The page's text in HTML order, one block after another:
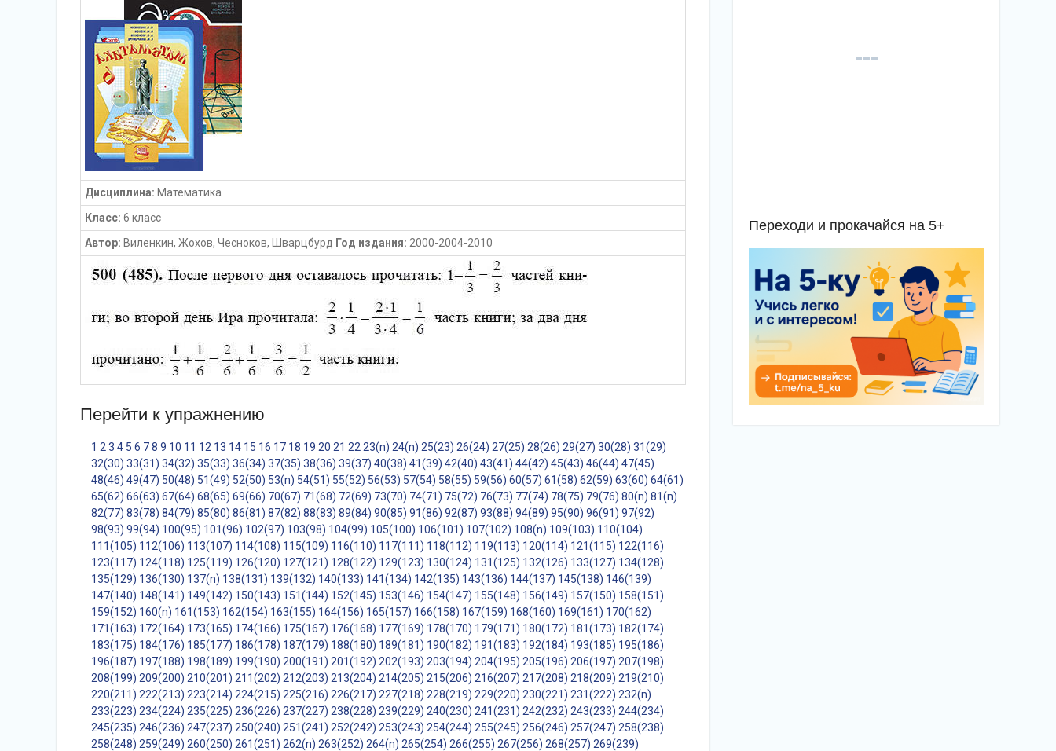
Дисциплина: Математика
Класс: 6 класс
Автор: Виленкин, Жохов, Чесноков, Шварцбурд Год издания: 2000-2004-2010
Перейти к упражнению
1 2 3 4 5 6 78 9 10 11 12 13 14 15 16 17 18 19 20 21 22 23(n) 24(n) 25(23) 26(24) 27(25) 28(26) 29(27) 30(28) 31(29)
32(30) 33(31) 34(32) 35(33) 36(34) 37(35) 38(36) 39(37) 40(38) 41(39) 42(40) 43(41) 44(42) 45(43) 46(44) 47(45)
48(46) 49(47) 50(48) 51(49) 52(50) 53(n) 54(51) 55(52) 56(53) 57(54) 58(55) 59(56) 60(57) 61(58) 62(59) 63(60) 64(61)
65(62) 66(63) 67(64) 68(65) 69(66) 70(67) 71(68) 72(69) 73(70) 74(71) 75(72) 76(73) 77(74) 78(75) 79(76) 80(n) 81(n)
82(77) 83(78) 84(79) 85(80) 86(81) 87(82) 88(83) 89(84) 90(85) 91(86) 92(87) 93(88) 94(89) 95(90) 96(91) 97(92)
98(93) 99(94) 100(95) 101(96) 102(97) 103(98) 104(99) 105(100) 106(101) 107(102) 108(n) 109(103) 110(104)
111(105) 112(106) 113(107) 114(108) 115(109) 116(110) 117(111) 118(112) 119(113) 120(114) 121(115) 122(116)
123(117) 124(118) 125(119) 126(120) 127(121) 128(122) 129(123) 130(124) 131(125) 132(126) 133(127) 134(128)
135(129) 136(130) 137(n) 138(131) 139(132) 140(133) 141(134) 142(135) 143(136) 144(137) 145(138) 146(139)
147(140) 148(141) 149(142) 150(143) 151(144) 152(145) 153(146) 154(147) 155(148) 156(149) 157(150) 158(151)
159(152) 160(n) 161(153) 162(154) 163(155) 164(156) 165(157) 166(158) 167(159) 168(160) 169(161) 170(162)
171(163) 172(164) 173(165) 174(166) 175(167) 176(168) 177(169) 178(170) 179(171) 180(172) 181(173) 182(174)
183(175) 184(176) 185(177) 186(178) 187(179) 188(180) 189(181) 190(182) 191(183) 192(184) 193(185) 195(186)
196(187) 197(188) 198(189) 199(190) 200(191) 201(192) 202(193) 203(194) 204(195) 205(196) 206(197) 207(198)
208(199) 209(200) 210(201) 211(202) 212(203) 213(204) 214(205) 215(206) 216(207) 217(208) 218(209) 219(210)
220(211) 222(213) 223(214) 224(215) 225(216) 226(217) 227(218) 228(219) 229(220) 230(221) 231(222) 232(n)
233(223) 234(224) 235(225) 236(226) 237(227) 238(228) 239(229) 240(230) 241(231) 242(232) 243(233) 244(234)
245(235) 246(236) 247(237) 250(240) 251(241) 252(242) 253(243) 254(244) 255(245) 256(246) 257(247) 258(238)
258(248) 259(249) 260(250) 261(251) 262(n) 263(252) 264(n) 265(254) 266(255) 267(256) 268(257) 269(239)
Переходи и прокачайся на 5+